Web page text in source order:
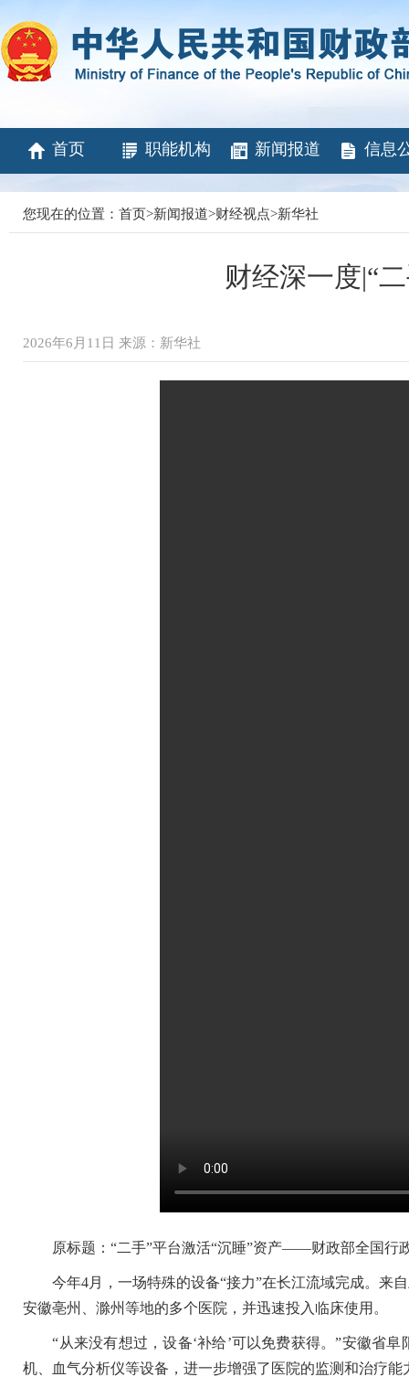
首页 职能机构 新闻报道 信息
您现在的位置： 首页>新闻报道>财经视点>新华社
财经深一度|“
2026年6月11日 来源：新华社
原标题：“二手”平台激活“沉睡”资产——财政部全国行
今年4月，一场特殊的设备“接力”在长江流域完成。来自
安徽亳州、滁州等地的多个医院，并迅速投入临床使用。
“从来没有想过，设备‘补给’可以免费获得。”安徽省阜
机、血气分析仪等设备，进一步增强了医院的监测和治疗